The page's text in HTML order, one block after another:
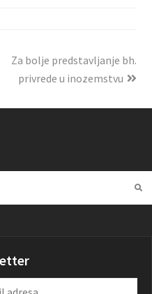
Za bolje predstavljanje bh.
privrede u inozemstvu